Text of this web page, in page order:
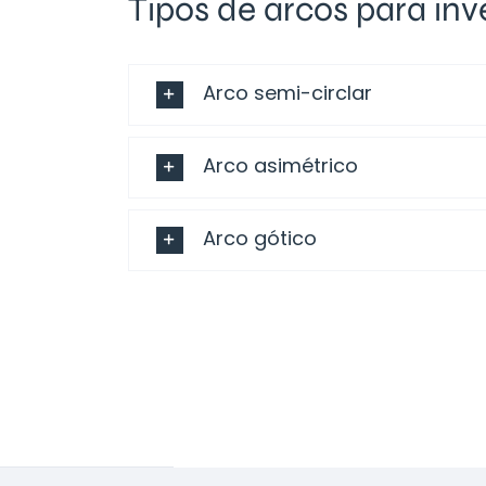
Tipos de arcos para
Arco semi-circlar
Arco asimétrico
Arco gótico